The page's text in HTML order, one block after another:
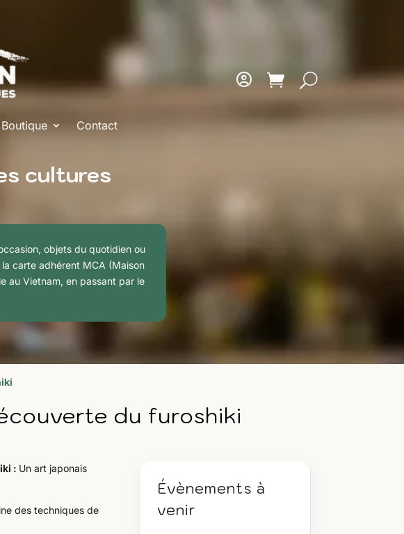
Boutique Contact
cultures
objets du quotidien ou
carte adhérent MCA (Maison
au Vietnam, en passant par le
du furoshiki
: Un art japonais
des techniques de
Évènements à
venir